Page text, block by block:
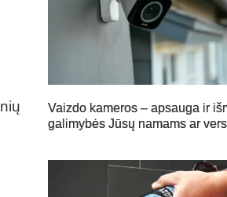
Vaizdo kameros – apsauga ir
galimybės Jūsų namams ar